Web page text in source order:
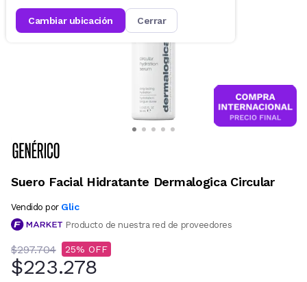
cambiar ubicación cerrar
Suero Facial Hidratante Dermalogica Circular
Vendido por Glic
Producto de nuestra red de proveedores
$297.704 25
$223.278